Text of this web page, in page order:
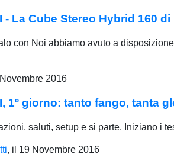
- La Cube Stereo Hybrid 160
con Noi abbiamo avuto a
2016
1º giorno: tanto fango, tanta
saluti, setup e si parte. Iniziano i
, il 19 Novembre 2016